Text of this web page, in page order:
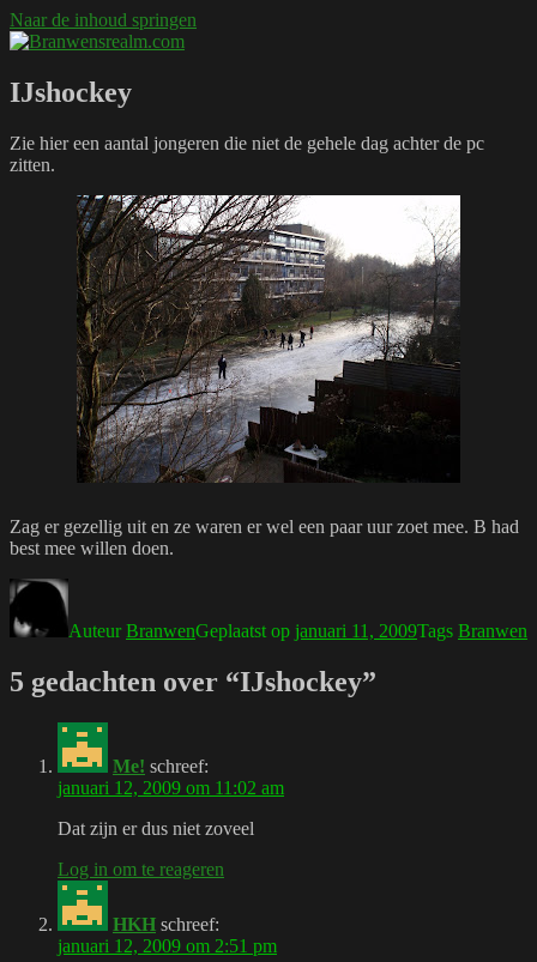
Naar de inhoud springen
IJshockey
Zie hier een aantal jongeren die niet de gehele dag achter de pc
zitten.
Zag er gezellig uit en ze waren er wel een paar uur zoet mee. B had
best mee willen doen.
AuteurBranwenGeplaatst op januari 11, 2009Tags Branwen
5 gedachten over “IJshockey”
Me! schreef:
januari 12, 2009 om 11:02 am
Dat zijn er dus niet zoveel
Log in om te reageren
HKH schreef:
januari 12, 2009 om 2:51 pm